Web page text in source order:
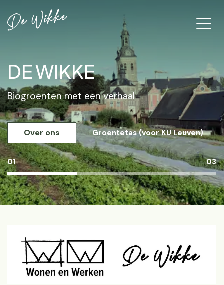
DE WIKKE
Biogroenten met een verhaal
Over ons Groentetas (voor KU Leuven)
01 03